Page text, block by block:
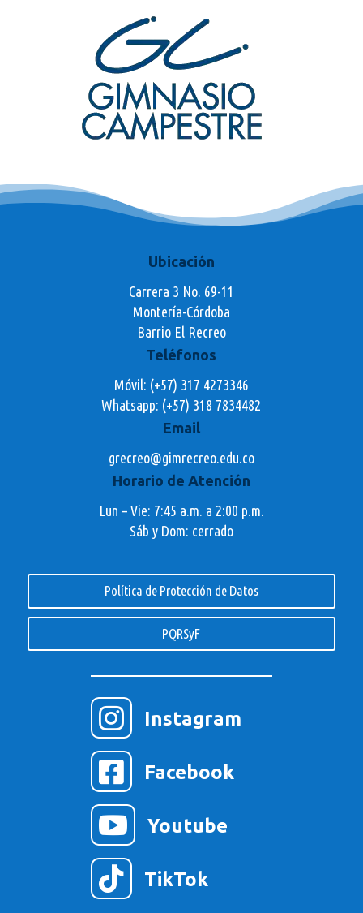
Ubicación
Carrera 3 No. 69-11
Montería-Córdoba
Barrio El Recreo
Teléfonos
Móvil: (+57) 317 4273346
Whatsapp: (+57) 318 7834482
Email
grecreo@gimrecreo.edu.co
Horario de Atención
Lun – Vie: 7:45 a.m. a 2:00 p.m.
Sáb y Dom: cerrado
Política de Protección de Datos
PQRSyF
 Instagram
 Facebook
 Youtube
 TikTok